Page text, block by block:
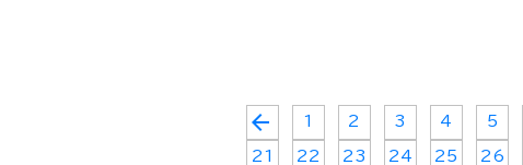
arrow_back 1 2 3 4 5
21 22 23 24 25 26